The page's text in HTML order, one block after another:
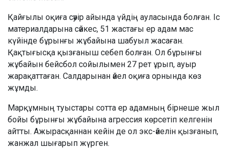
Қайғылы оқиға сәуір айында үйдің ауласында болған. Іс
материалдарына сәйкес, 51 жастағы ер адам мас
күйінде бұрынғы жұбайына шабуыл жасаған.
Қақтығысқа қызғаныш себеп болған. Ол бұрынғы
жұбайын бейсбол сойылымен 27 рет ұрып, ауыр
жарақаттаған. Салдарынан әйел оқиға орнында көз
жұмды.
Марқұмның туыстары сотта ер адамның бірнеше жыл
бойы бұрынғы жұбайына агрессия көрсетіп келгенін
айтты. Ажырасқаннан кейін де ол экс-әйелін қызғанып,
жанжал шығарып жүрген.